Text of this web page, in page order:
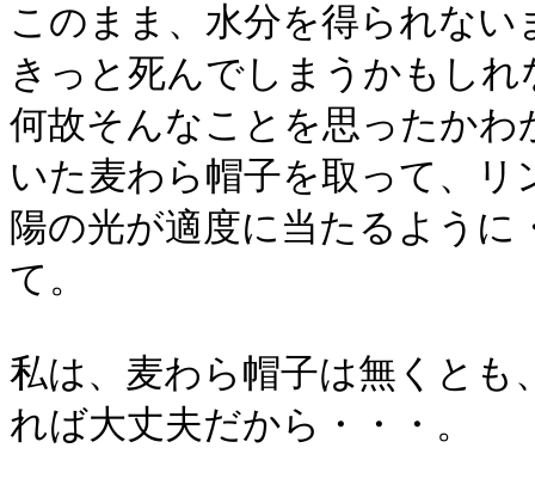
このまま、水分を得られな
きっと死んでしまうかもしれ
何故そんなことを思ったか
いた麦わら帽子を取って、
陽の光が適度に当たるよう
て。
私は、麦わら帽子は無くと
れば大丈夫だから・・・。